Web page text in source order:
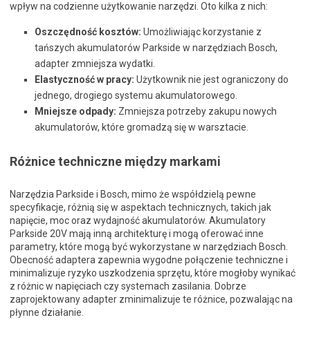
wpływ na codzienne użytkowanie narzędzi. Oto kilka z nich:
Oszczędność kosztów: Umożliwiając korzystanie z
tańszych akumulatorów Parkside w narzędziach Bosch,
adapter zmniejsza wydatki.
Elastyczność w pracy: Użytkownik nie jest ograniczony do
jednego, drogiego systemu akumulatorowego.
Mniejsze odpady: Zmniejsza potrzeby zakupu nowych
akumulatorów, które gromadzą się w warsztacie.
Różnice techniczne między markami
Narzędzia Parkside i Bosch, mimo że współdzielą pewne
specyfikacje, różnią się w aspektach technicznych, takich jak
napięcie, moc oraz wydajność akumulatorów. Akumulatory
Parkside 20V mają inną architekturę i mogą oferować inne
parametry, które mogą być wykorzystane w narzędziach Bosch.
Obecność adaptera zapewnia wygodne połączenie techniczne i
minimalizuje ryzyko uszkodzenia sprzętu, które mogłoby wynikać
z różnic w napięciach czy systemach zasilania. Dobrze
zaprojektowany adapter zminimalizuje te różnice, pozwalając na
płynne działanie.